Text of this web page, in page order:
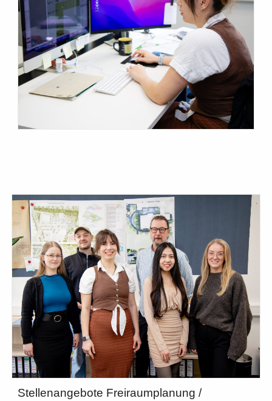
Stellenangebote Freiraumplanung /